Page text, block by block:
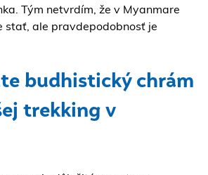
Tým netvrdím, že v Myanmare
stať, ale pravdepodobnosť je
budhistický chrám
trekking v